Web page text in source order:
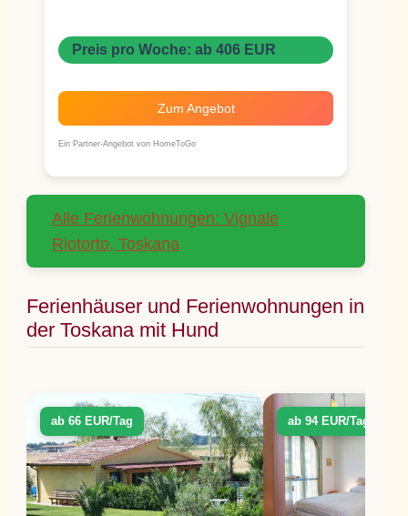
Preis pro Woche: ab 406 EUR
Zum Angebot
Ein Partner-Angebot von HomeToGo
Alle Ferienwohnungen: Vignale
Riotorto, Toskana
Ferienhäuser und Ferienwohnungen in
der Toskana mit Hund
ab 66 EUR/Tag ab 94 EUR/Tag